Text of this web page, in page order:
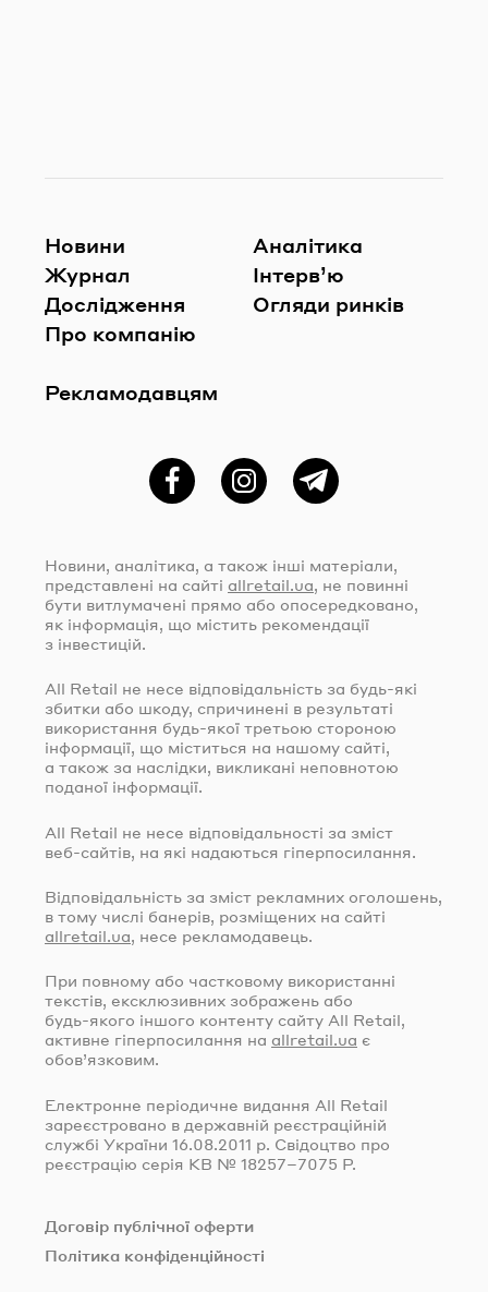
Новини
Журнал
Дослідження
Про компанію
Рекламодавцям
Аналітика
Інтерв’ю
Огляди ринків
ФейсбукInstagramTelegram
Новини, аналітика, а також інші матеріали,
представлені на сайті allretail.ua, не повинні
бути витлумачені прямо або опосередковано,
як інформація, що містить рекомендації
з інвестицій.
All Retail не несе відповідальність за будь-які
збитки або шкоду, спричинені в результаті
використання будь-якої третьою стороною
інформації, що міститься на нашому сайті,
а також за наслідки, викликані неповнотою
поданої інформації.
All Retail не несе відповідальності за зміст
веб-сайтів , на які надаються гіперпосилання.
Відповідальність за зміст рекламних оголошень,
в тому числі банерів, розміщених на сайті
allretail.ua, несе рекламодавець.
При повному або частковому використанні
текстів, ексклюзивних зображень або
будь-якого іншого контенту сайту All Retail,
активне гіперпосилання на allretail.ua є
обов’язковим.
Електронне періодичне видання All Retail
зареєстровано в державній реєстраційній
службі України 16.08.2011 р. Свідоцтво про
реєстрацію серія КВ № 18257–7075 Р.
Договір публічної оферти
Політика конфіденційності